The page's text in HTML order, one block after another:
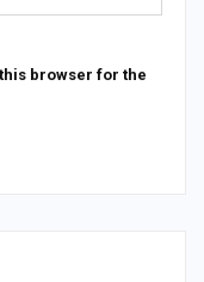
browser for the